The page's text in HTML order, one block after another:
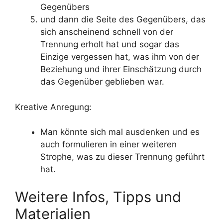
Gegenübers
und dann die Seite des Gegenübers, das
sich anscheinend schnell von der
Trennung erholt hat und sogar das
Einzige vergessen hat, was ihm von der
Beziehung und ihrer Einschätzung durch
das Gegenüber geblieben war.
Kreative Anregung:
Man könnte sich mal ausdenken und es
auch formulieren in einer weiteren
Strophe, was zu dieser Trennung geführt
hat.
Weitere Infos, Tipps und
Materialien